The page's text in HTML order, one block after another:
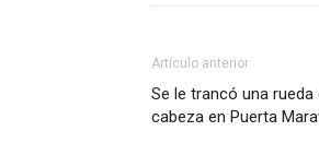
Artículo anterior
Se le trancó una
cabeza en Puerta